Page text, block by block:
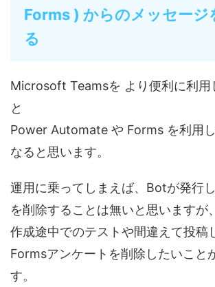
Forms ) からのメッセージ
る
Microsoft Teamsを より便利に利用
と
Power Automate や Forms を利用
なると思います。
運用に乗ってしまえば、Botが発行
を削除することは無いと思いますが、
作成途中でのテストや間違えて投稿
Formsアンケートを削除したいこと
す。